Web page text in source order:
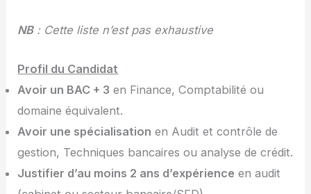
NB: Cette liste n’est pas exhaustive
Profil du Candidat
Avoir un BAC + 3 en Finance, Comptabilité ou
domaine équivalent.
Avoir une spécialisation en Audit et contrôle de
gestion, Techniques bancaires ou analyse de crédit.
Justifier d’au moins 2 ans d’expérience en audit